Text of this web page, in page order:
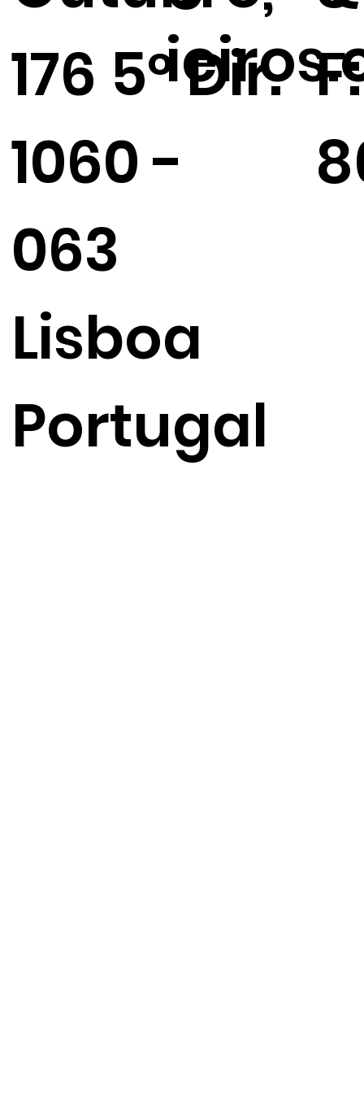
176 5º Dir.
1060 -
063
Lisboa
Portugal